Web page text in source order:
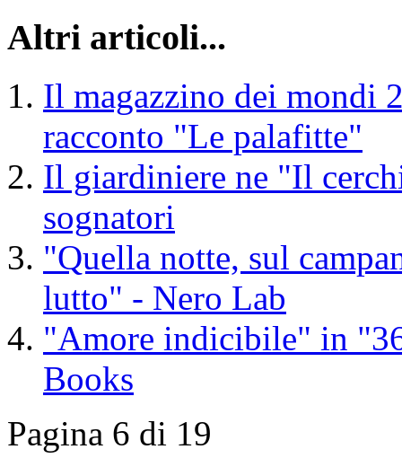
Altri articoli...
Il magazzino dei mondi
racconto "Le palafitte"
Il giardiniere ne "Il
sognatori
"Quella notte, sul
lutto" - Nero Lab
"Amore indicibile" in
Books
Pagina 6 di 19